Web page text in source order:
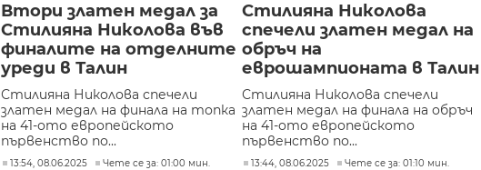
Втори златен медал за
Стилияна Николова във
финалите на отделните
уреди в Талин
Стилияна Николова спечели
златен медал на финала на топка
на 41-ото европейското
първенство по...
13:54, 08.06.2025 Чете се за: 01:00 мин.
Стилияна Николова
спечели златен медал на
обръч на
еврошампионата в Талин
Стилияна Николова спечели
златен медал на финала на обръч
на 41-ото европейското
първенство по...
13:44, 08.06.2025 Чете се за: 01:10 мин.